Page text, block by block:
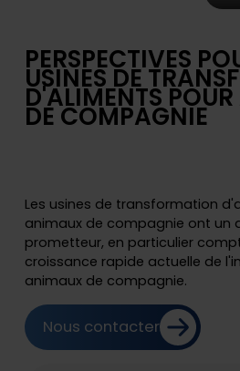
PERSPECTIVES
USINES DE
D'ALIMENTS
DE COMPAGNIE
Les usines de transformation
animaux de compagnie ont un
prometteur, en particulier
croissance rapide actuelle de
animaux de compagnie.
Nous contacter